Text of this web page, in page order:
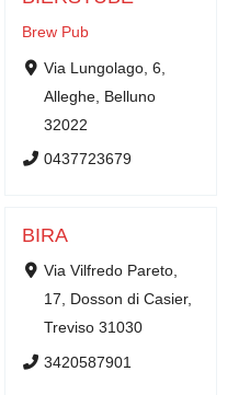
Brew Pub
Via Lungolago, 6,
Alleghe, Belluno
32022
0437723679
BIRA
Via Vilfredo Pareto,
17, Dosson di Casier,
Treviso 31030
3420587901